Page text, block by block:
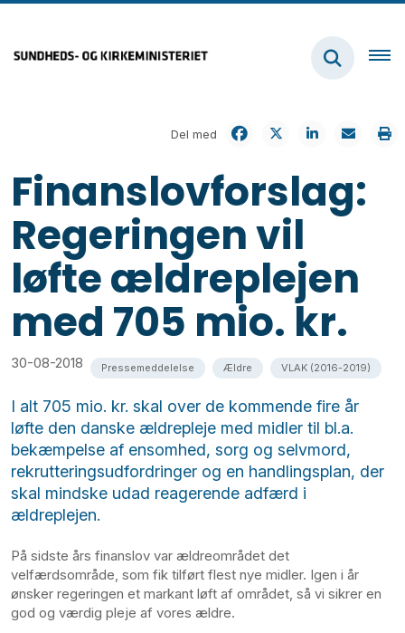
Del med
Finanslovforslag:
Regeringen vil
løfte ældreplejen
med 705 mio. kr.
30-08-2018 Pressemeddelelse Ældre VLAK (2016-2019)
I alt 705 mio. kr. skal over de kommende fire år
løfte den danske ældrepleje med midler til bl.a.
bekæmpelse af ensomhed, sorg og selvmord,
rekrutteringsudfordringer og en handlingsplan, der
skal mindske udad reagerende adfærd i
ældreplejen.
På sidste års finanslov var ældreområdet det
velfærdsområde, som fik tilført flest nye midler. Igen i år
ønsker regeringen et markant løft af området, så vi sikrer en
god og værdig pleje af vores ældre.